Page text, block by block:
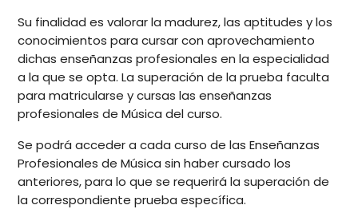
Su finalidad es valorar la madurez, las aptitudes y los
conocimientos para cursar con aprovechamiento
dichas enseñanzas profesionales en la especialidad
a la que se opta. La superación de la prueba faculta
para matricularse y cursas las enseñanzas
profesionales de Música del curso.
Se podrá acceder a cada curso de las Enseñanzas
Profesionales de Música sin haber cursado los
anteriores, para lo que se requerirá la superación de
la correspondiente prueba específica.